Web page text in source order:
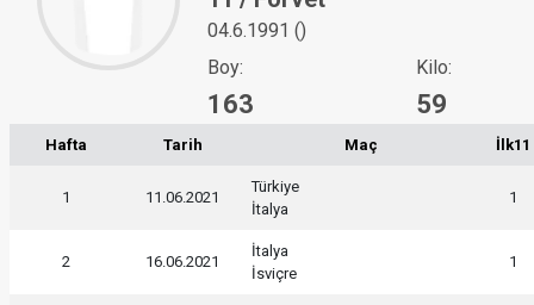
04.6.1991 ()
Boy:
163
Kilo:
59
Hafta Tarih Maç İlk11
1 11.06.2021
Türkiye
İtalya
1
2 16.06.2021
İtalya
İsviçre
1